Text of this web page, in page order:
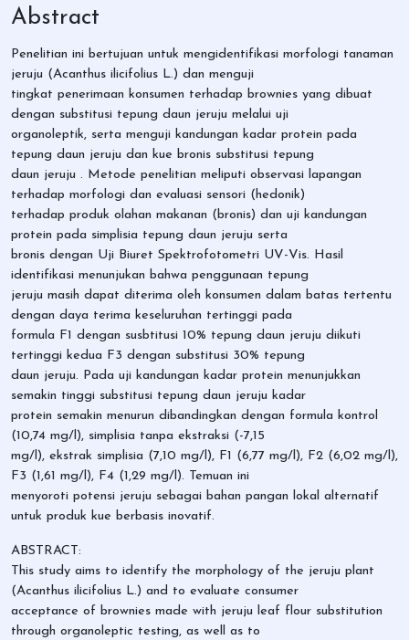
Abstract
Penelitian ini bertujuan untuk mengidentifikasi morfologi tanaman
jeruju (Acanthus ilicifolius L.) dan menguji
tingkat penerimaan konsumen terhadap brownies yang dibuat
dengan substitusi tepung daun jeruju melalui uji
organoleptik, serta menguji kandungan kadar protein pada
tepung daun jeruju dan kue bronis substitusi tepung
daun jeruju . Metode penelitian meliputi observasi lapangan
terhadap morfologi dan evaluasi sensori (hedonik)
terhadap produk olahan makanan (bronis) dan uji kandungan
protein pada simplisia tepung daun jeruju serta
bronis dengan Uji Biuret Spektrofotometri UV-Vis. Hasil
identifikasi menunjukan bahwa penggunaan tepung
jeruju masih dapat diterima oleh konsumen dalam batas tertentu
dengan daya terima keseluruhan tertinggi pada
formula F1 dengan susbtitusi 10% tepung daun jeruju diikuti
tertinggi kedua F3 dengan substitusi 30% tepung
daun jeruju. Pada uji kandungan kadar protein menunjukkan
semakin tinggi substitusi tepung daun jeruju kadar
protein semakin menurun dibandingkan dengan formula kontrol
(10,74 mg/l), simplisia tanpa ekstraksi (-7,15
mg/l), ekstrak simplisia (7,10 mg/l), F1 (6,77 mg/l), F2 (6,02 mg/l),
F3 (1,61 mg/l), F4 (1,29 mg/l). Temuan ini
menyoroti potensi jeruju sebagai bahan pangan lokal alternatif
untuk produk kue berbasis inovatif.
ABSTRACT:
This study aims to identify the morphology of the jeruju plant
(Acanthus ilicifolius L.) and to evaluate consumer
acceptance of brownies made with jeruju leaf flour substitution
through organoleptic testing, as well as to